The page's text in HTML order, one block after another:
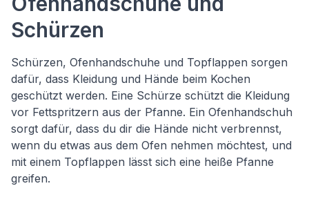
Schürzen
Schürzen, Ofenhandschuhe und Topflappen sorgen
dafür, dass Kleidung und Hände beim Kochen
geschützt werden. Eine Schürze schützt die Kleidung
vor Fettspritzern aus der Pfanne. Ein Ofenhandschuh
sorgt dafür, dass du dir die Hände nicht verbrennst,
wenn du etwas aus dem Ofen nehmen möchtest, und
mit einem Topflappen lässt sich eine heiße Pfanne
greifen.